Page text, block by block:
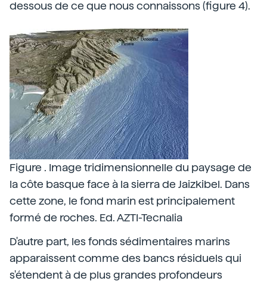
dessous de ce que nous connaissons (figure 4).
Figure . Image tridimensionnelle du paysage de
la côte basque face à la sierra de Jaizkibel. Dans
cette zone, le fond marin est principalement
formé de roches. Ed. AZTI-Tecnalia
D'autre part, les fonds sédimentaires marins
apparaissent comme des bancs résiduels qui
s'étendent à de plus grandes profondeurs